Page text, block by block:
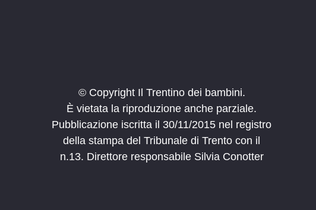
© Copyright Il Trentino dei bambini.
È vietata la riproduzione anche parziale.
Pubblicazione iscritta il 30/11/2015 nel registro
della stampa del Tribunale di Trento con il
n.13. Direttore responsabile Silvia Conotter